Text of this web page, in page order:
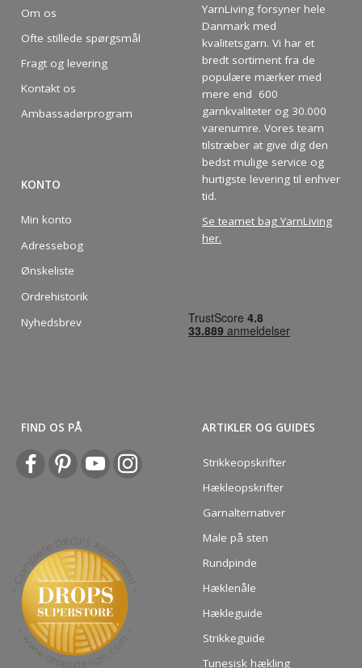
Om os
Ofte stillede spørgsmål
Fragt og levering
Kontakt os
Ambassadørprogram
KONTO
Min konto
Adressebog
Ønskeliste
Ordrehistorik
Nyhedsbrev
YarnLiving forsyner hele
Danmark med
kvalitetsgarn. Vi har et
bredt sortiment fra de
populære mærker med
mere end 600
garnkvaliteter og 30.000
varenumre. Vores team
tilstræber at give dig den
bedst mulige service og
hurtigste levering til enhver
tid.
Se teamet bag YarnLiving
her.
FIND OS PÅ ARTIKLER OG GUIDES
Strikkeopskrifter
Hækleopskrifter
Garnalternativer
Male på sten
Rundpinde
Hæklenåle
Hækleguide
Strikkeguide
Tunesisk hækling